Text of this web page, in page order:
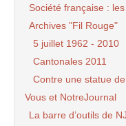
Société française :
Archives "Fil Rouge"
5 juillet 1962 - 2010
Cantonales 2011
Contre une statue
Vous et NotreJournal
La barre d’outils de